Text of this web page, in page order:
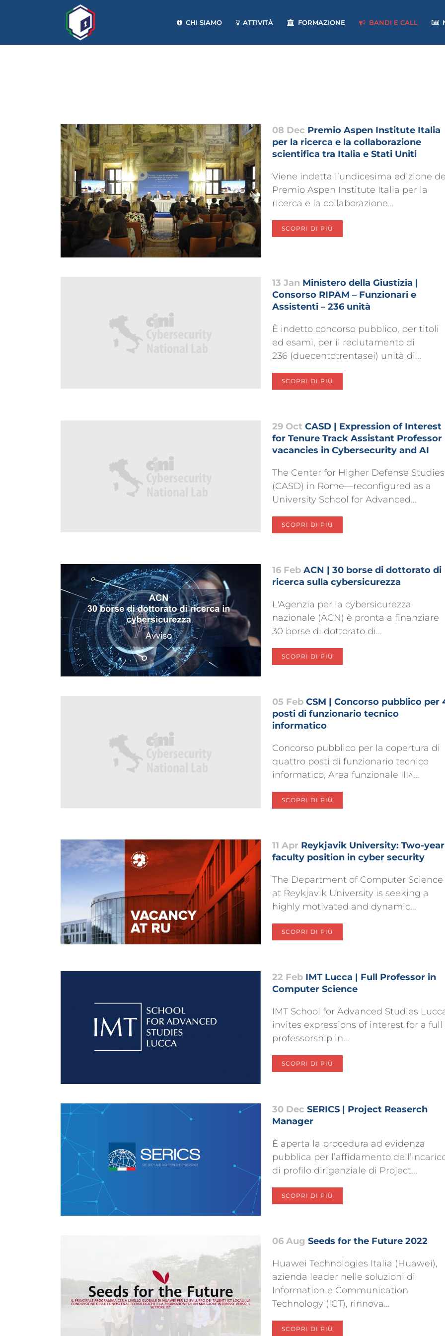
CHI SIAMO ATTIVITÀ FORMAZIONE BANDI E CALL
08 Dec Premio Aspen Institute Italia
per la ricerca e la collaborazione
scientifica tra Italia e Stati Uniti
Viene indetta l’undicesima edizione
Premio Aspen Institute Italia per la
ricerca e la collaborazione...
SCOPRI DI PIÙ
13 Jan Ministero della Giustizia |
Consorso RIPAM – Funzionari e
Assistenti – 236 unità
È indetto concorso pubblico, per titoli
ed esami, per il reclutamento di
236 (duecentotrentasei) unità di...
SCOPRI DI PIÙ
29 Oct CASD | Expression of Interest
for Tenure Track Assistant Professor
vacancies in Cybersecurity and AI
The Center for Higher Defense Studies
(CASD) in Rome—reconfigured as a
University School for Advanced...
SCOPRI DI PIÙ
16 Feb ACN | 30 borse di dottorato di
ricerca sulla cybersicurezza
L'Agenzia per la cybersicurezza
nazionale (ACN) è pronta a finanziare
30 borse di dottorato di...
SCOPRI DI PIÙ
05 Feb CSM | Concorso pubblico per
posti di funzionario tecnico
informatico
Concorso pubblico per la copertura di
quattro posti di funzionario tecnico
informatico, Area funzionale III^...
SCOPRI DI PIÙ
11 Apr Reykjavik University: Two-year
faculty position in cyber security
The Department of Computer Science
at Reykjavik University is seeking a
highly motivated and dynamic...
SCOPRI DI PIÙ
22 Feb IMT Lucca | Full Professor in
Computer Science
IMT School for Advanced Studies
invites expressions of interest for a full
professorship in...
SCOPRI DI PIÙ
30 Dec SERICS | Project Reaserch
Manager
È aperta la procedura ad evidenza
pubblica per l’affidamento
di profilo dirigenziale di Project...
SCOPRI DI PIÙ
06 Aug Seeds for the Future 2022
Huawei Technologies Italia (Huawei),
azienda leader nelle soluzioni di
Information e Communication
Technology (ICT), rinnova...
SCOPRI DI PIÙ